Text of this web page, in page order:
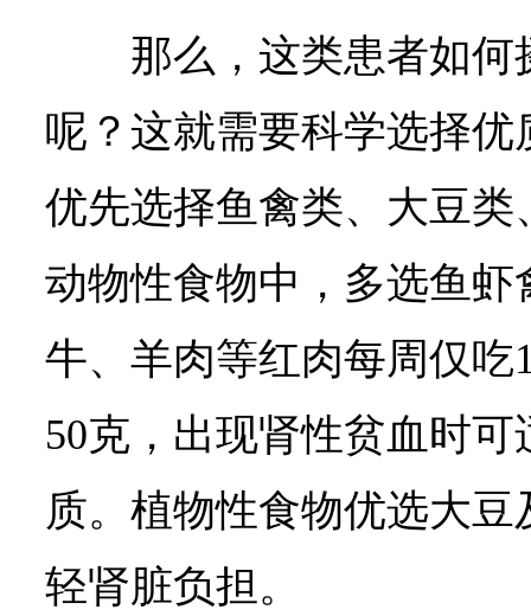
那么，这类患者如
呢？这就需要科学选择
优先选择鱼禽类、大豆
动物性食物中，多选鱼
牛、羊肉等红肉每周仅吃
50克，出现肾性贫血时
质。植物性食物优选大
轻肾脏负担。